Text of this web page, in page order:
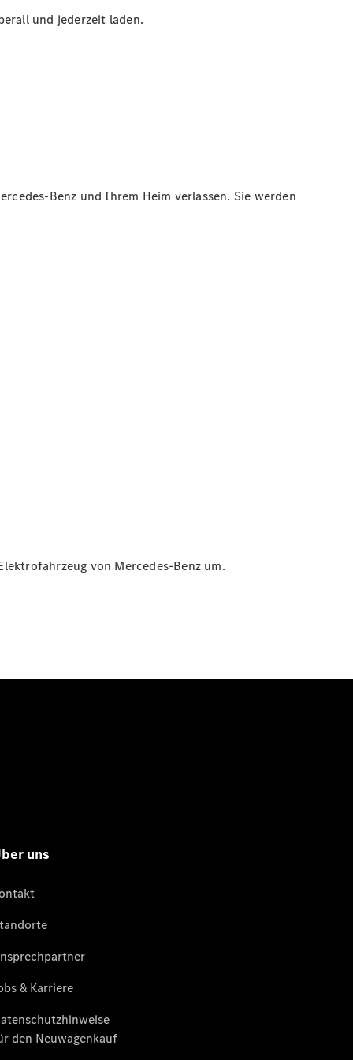
und jederzeit laden.
Benz und Ihrem Heim verlassen. Sie werden
von Mercedes-Benz um.